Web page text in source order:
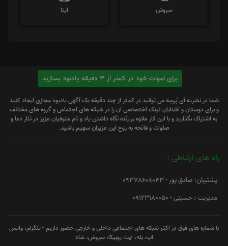
سروش ایتا
برای اموات خود در کمتر از 3 دقیقه یادبود بسازید
شما در نشریه آی پُرسِه می توانید در کمتر از چند دقیقه یک آگهی یادبود مجازی ایجاد کنید
و برای دوستان و آشنایان لینک اختصاصی آن را در شبکه های اجتماعی و گروه های مختلف
به اشتراک بگذارید و با این کار علاوه بر زنده نگاه داشتن یاد و نام متوفیان عزیز در نثار دعا و
صلوات و فاتحه به روح این عزیزان سهیم باشید.
راه های ارتباطی :
پشتیبان: صادق پور - 09378608043
مدیریت : حسینی - 09123180050
با شماره های فوق در اکثر شبکه های اجتماعی داخلی و خارجی حضور داریم - تلگرام، واتس
اپ، بله، ایتا، روبیکا، سروش، شاد